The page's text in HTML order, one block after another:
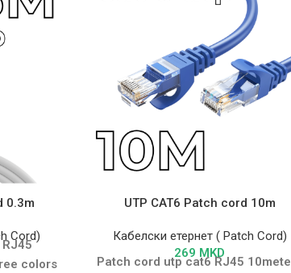
0.3m
Cord)
colors
UTP CAT6 Patch cord 10m
Кабелски етернет ( Patch Cord)
269 MKD
Patch cord utp cat6 RJ45